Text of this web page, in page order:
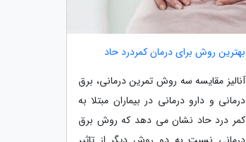
بهترین روش برای درمان کمردرد حاد
آنالیز مقایسه سه روش تمرین درمانی، برق
درمانی و دارو درمانی در بیماران مبتلا به
کمر درد حاد نشان می دهد که روش برق